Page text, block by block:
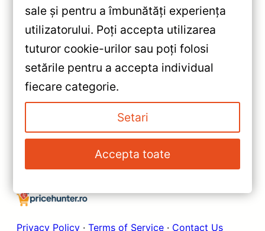
«Navigatie Auto Teyes CC3L
pentru SsangYong Tivoli (2015-
2019) 4+32GB 9″ IPS —
Recenzie Detaliată, Testare &
Recomandări
Navigație Teyes CC3 2K pentru
Hyundai i10 (2019-2023) —
Recenzie Detaliată, Testare &
Recomandări
Privacy Policy · Terms of Service · Contact Us
sale și pentru a îmbunătăți experiența
utilizatorului. Poți accepta utilizarea
tuturor cookie-urilor sau poți folosi
setările pentru a accepta individual
fiecare categorie.
Setari
Accepta toate